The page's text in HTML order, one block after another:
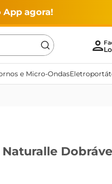
App agora!
e Micro-Ondas